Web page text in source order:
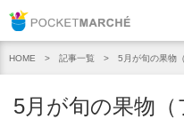
HOME 記事一覧 5月が旬の果物
5月が旬の果物